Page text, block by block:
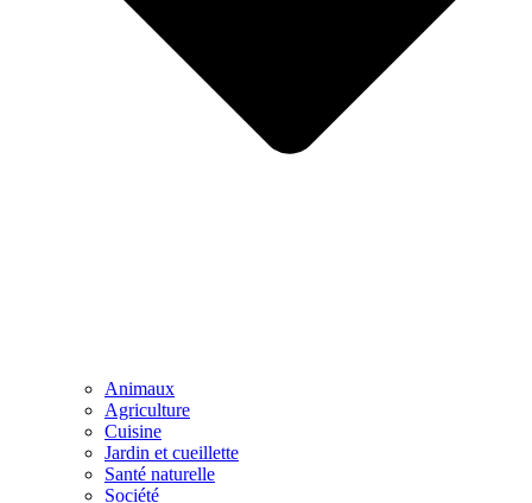
Animaux
Agriculture
Cuisine
Jardin et cueillette
Santé naturelle
Société